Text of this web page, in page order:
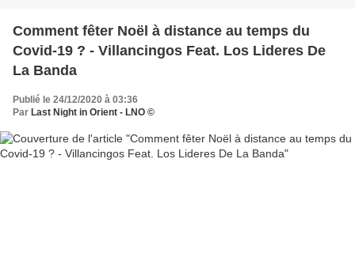
Comment fêter Noël à distance au temps du
Covid-19 ? - Villancingos Feat. Los Lideres De
La Banda
Publié le 24/12/2020 à 03:36
Par Last Night in Orient - LNO ©